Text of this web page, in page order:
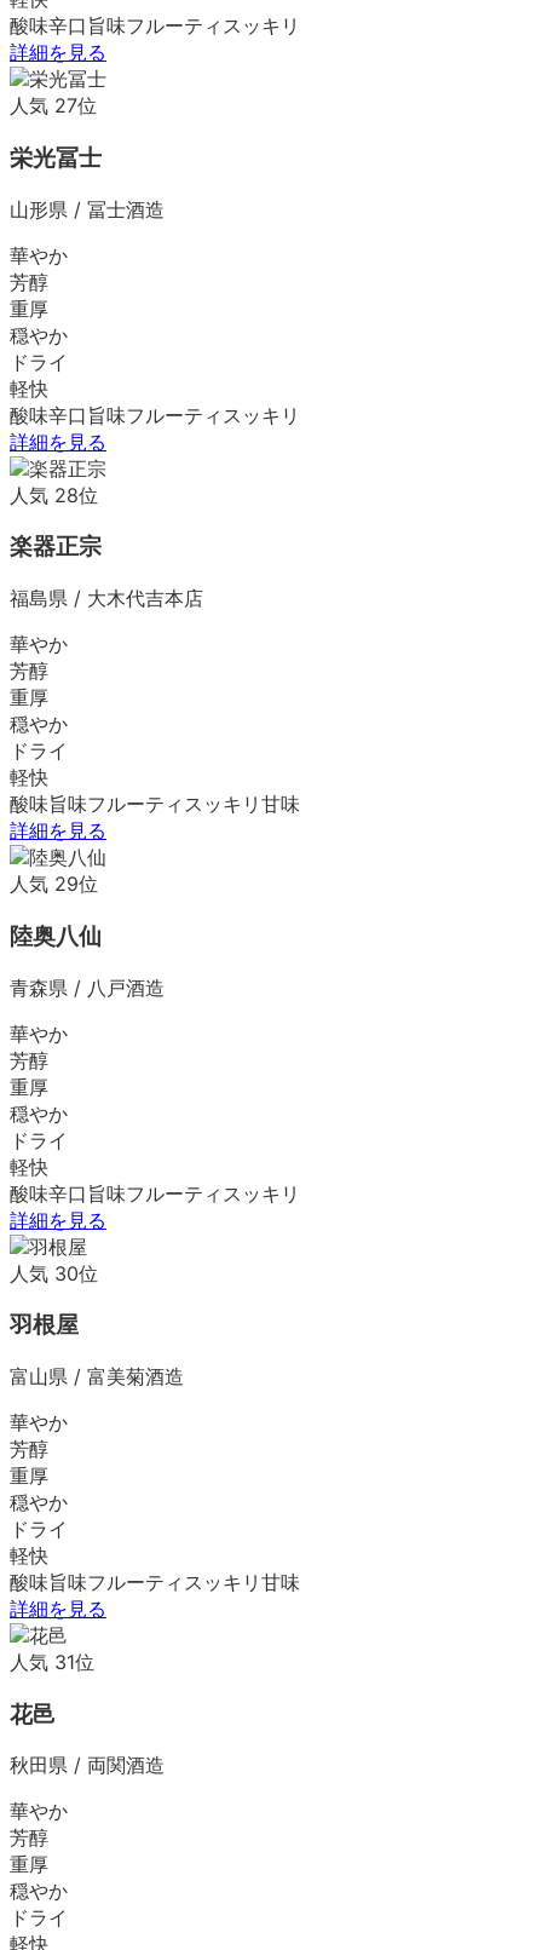
酸味辛口 旨味フルーティ スッキリ
詳細を見る
人気 27位
栄光冨士
山形県 / 冨士酒造
華やか
芳醇
重厚
穏やか
ドライ
軽快
酸味辛口 旨味フルーティ スッキリ
詳細を見る
人気 28位
楽器正宗
福島県 / 大木代吉本店
華やか
芳醇
重厚
穏やか
ドライ
軽快
酸味旨味フルーティ スッキリ 甘味
詳細を見る
人気 29位
陸奥八仙
青森県 / 八戸酒造
華やか
芳醇
重厚
穏やか
ドライ
軽快
酸味辛口 旨味フルーティ スッキリ
詳細を見る
人気 30位
羽根屋
富山県 / 富美菊酒造
華やか
芳醇
重厚
穏やか
ドライ
軽快
酸味旨味フルーティ スッキリ 甘味
詳細を見る
人気 31位
花邑
秋田県 / 両関酒造
華やか
芳醇
重厚
穏やか
ドライ
軽快